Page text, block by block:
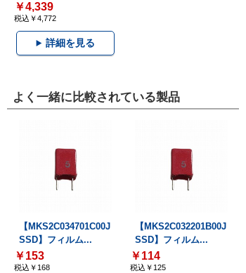
￥4,339
税込￥4,772
詳細を見る
よく一緒に比較されている製品
【MKS2C034701C00J
SSD】フィルム...
￥153
税込￥168
【MKS2C032201B00J
SSD】フィルム...
￥114
税込￥125